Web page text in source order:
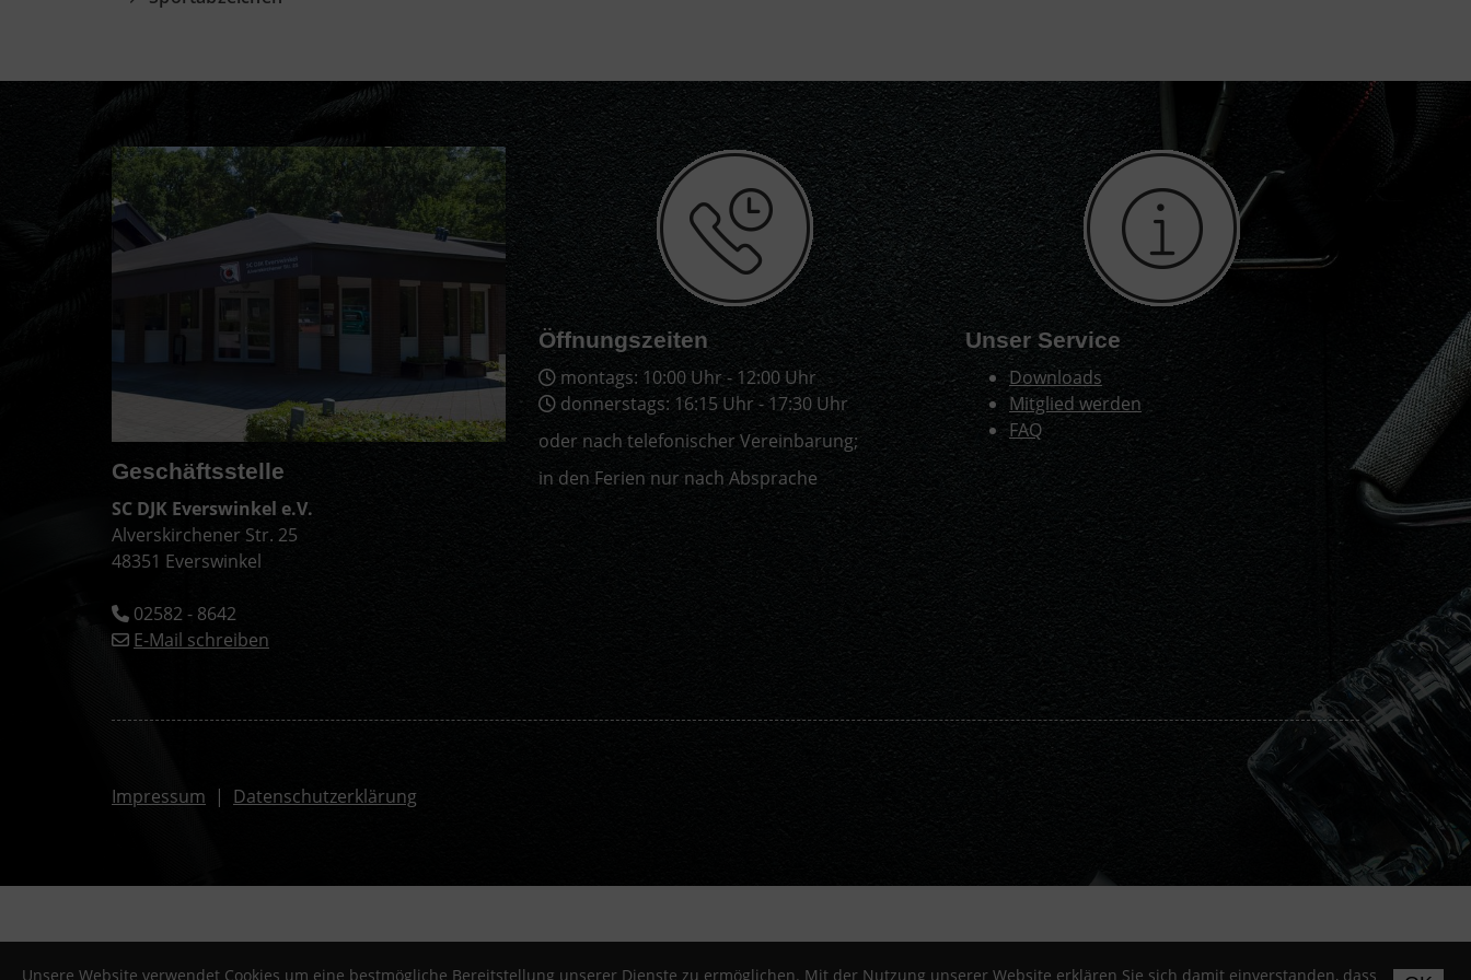
Geschäftsstelle
SC DJK Everswinkel e.V.
Alverskirchener Str. 25
48351 Everswinkel
02582 - 8642
E-Mail schreiben
Öffnungszeiten
montags: 10:00 Uhr - 12:00 Uhr
donnerstags: 16:15 Uhr - 17:30 Uhr
oder nach telefonischer Vereinbarung;
in den Ferien nur nach Absprache
Unser Service
Downloads
Mitglied werden
FAQ
Impressum | Datenschutzerklärung
© 2026 - SC DJK Everswinkel e.V.
Unsere Website verwendet Cookies um eine bestmögliche Bereitstellung unserer Dienste zu ermöglichen. Mit der Nutzung unserer Website erklären Sie sich damit einverstanden, dass